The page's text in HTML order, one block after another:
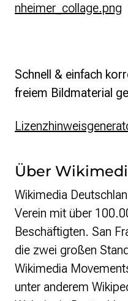
nheimer_collage.png
Schnell & einfach
freiem Bildmaterial
Über
Wikimedia
Verein mit über
Beschäftigten. San
die zwei großen
Wikimedia
unter anderem